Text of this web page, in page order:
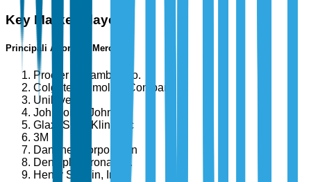
Key Market Players
Principali Attori del Mercato
Procter & Gamble Co.
Colgate-Palmolive Company
Unilever
Johnson & Johnson
GlaxoSmithKline plc
3M
Danaher Corporation
Dentsply Sirona Inc.
Henry Schein, Inc.